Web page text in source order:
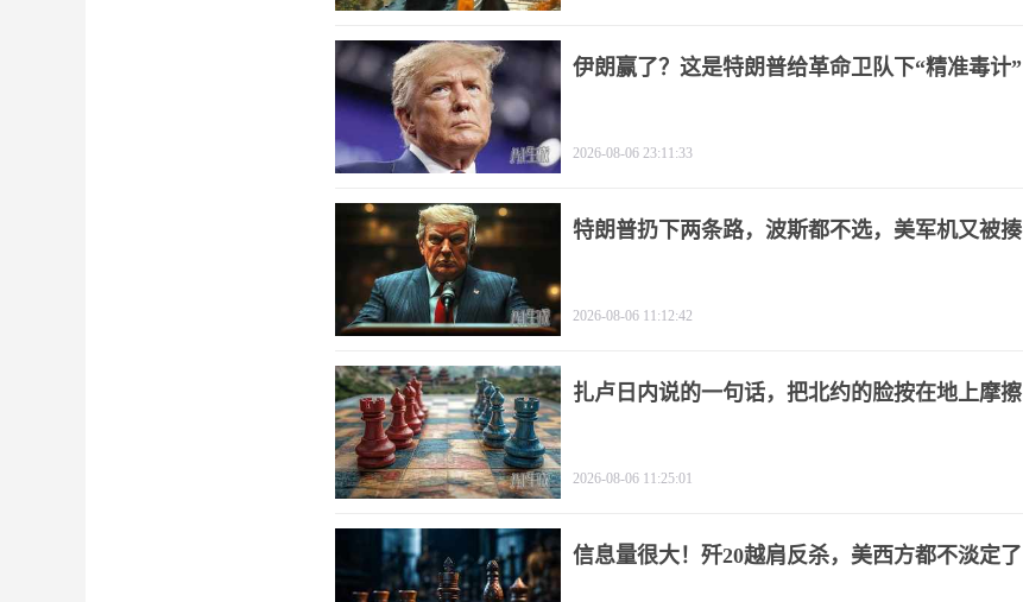
伊朗赢了？这是特朗普给革命卫队下“精准毒计”
2026-08-06 23:11:33
特朗普扔下两条路，波斯都不选，美军机又被揍
2026-08-06 11:12:42
扎卢日内说的一句话，把北约的脸按在地上摩擦
2026-08-06 11:25:01
信息量很大！歼20越肩反杀，美西方都不淡定了